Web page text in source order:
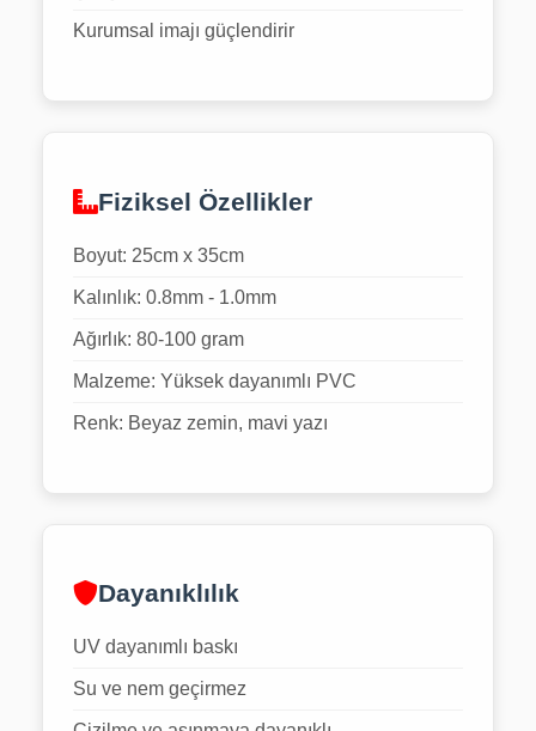
Kurumsal imajı güçlendirir
Fiziksel Özellikler
Boyut: 25cm x 35cm
Kalınlık: 0.8mm - 1.0mm
Ağırlık: 80-100 gram
Malzeme: Yüksek dayanımlı PVC
Renk: Beyaz zemin, mavi yazı
Dayanıklılık
UV dayanımlı baskı
Su ve nem geçirmez